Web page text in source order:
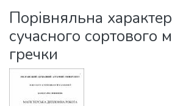
Statistics
Порівняльна
сучасного сортового
гречки